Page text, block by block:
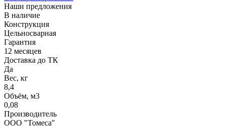
Наши предложения
В наличие
Конструкция
Цельносварная
Гарантия
12 месяцев
Доставка до ТК
Да
Вес, кг
8,4
Объём, м3
0,08
Производитель
ООО "Томеса"